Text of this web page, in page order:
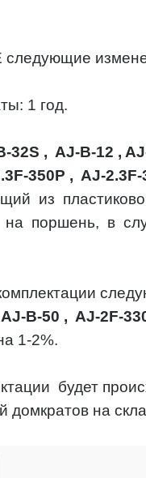
следующие
1 год.
32S , AJ-B-12 ,
350P , AJ-2.3F-
из
на поршень, в
AJ-B-50 , AJ-2F-
1-2%.
будет
домкратов на